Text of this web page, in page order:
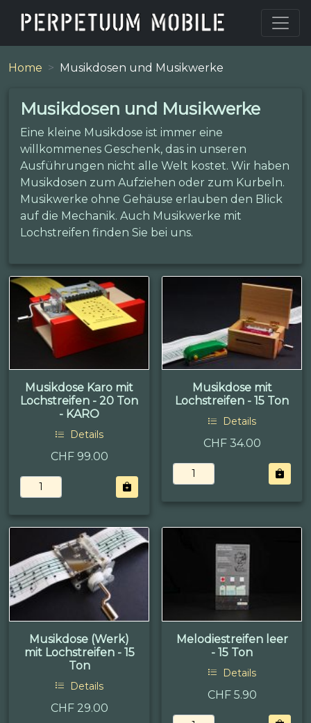
Home Musikdosen und Musikwerke
Musikdosen und Musikwerke
Eine kleine Musikdose ist immer eine
willkommenes Geschenk, das in unseren
Ausführungen nicht alle Welt kostet. Wir haben
Musikdosen zum Aufziehen oder zum Kurbeln.
Musikwerke ohne Gehäuse erlauben den Blick
auf die Mechanik. Auch Musikwerke mit
Lochstreifen finden Sie bei uns.
Musikdose Karo mit
Lochstreifen - 20 Ton
- KARO
Details
CHF 99.00
Musikdose mit
Lochstreifen - 15 Ton
Details
CHF 34.00
Musikdose (Werk)
mit Lochstreifen - 15
Ton
Details
CHF 29.00
Melodiestreifen leer
- 15 Ton
Details
CHF 5.90